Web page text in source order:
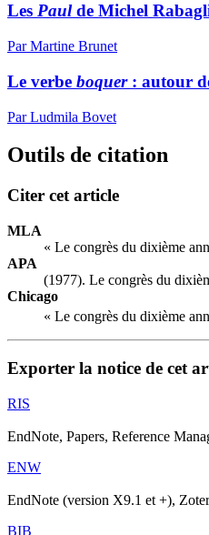
Les Paulde Michel
Par Martine Brunet
Le verbe boquer: autour
Par Ludmila Bovet
Outils de citation
Citer cet article
MLA
« Le congrès du dixième
APA
(1977). Le congrès du
Chicago
« Le congrès du dixième
Exporter la notice de cet
RIS
EndNote, Papers, Reference
ENW
EndNote (version X9.1 et +),
BIB